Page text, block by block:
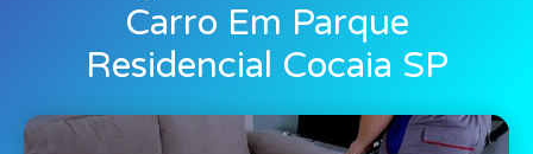
Carro Em Parque
Residencial Cocaia SP